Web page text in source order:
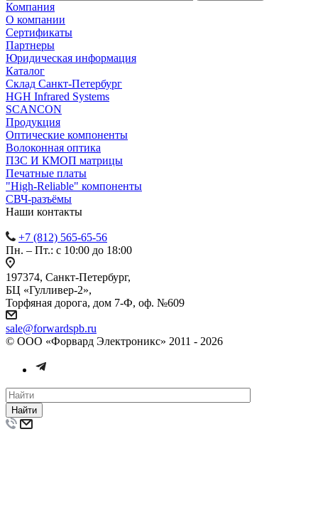
Компания
О компании
Сертификаты
Партнеры
Юридическая информация
Каталог
Cклад Санкт-Петербург
HGH Infrared Systems
SCANCON
Продукция
Оптические компоненты
Волоконная оптика
ПЗС И КМОП матрицы
Печатные платы
"High-Reliable" компоненты
СВЧ-разъёмы
Наши контакты
+7 (812) 565-65-56
Пн. – Пт.: с 10:00 до 18:00
197374, Санкт-Петербург,
БЦ «Гулливер-2»,
Торфяная дорога, дом 7-Ф, оф. №609
sale@forwardspb.ru
© ООО «Форвард Электроникс» 2011 - 2026
Найти